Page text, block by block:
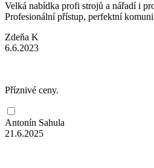
Velká nabídka profi strojů a nářadí i
Profesionální přístup, perfektní
Zdeňa K
6.6.2023
Příznivé ceny.
Antonín Sahula
21.6.2025